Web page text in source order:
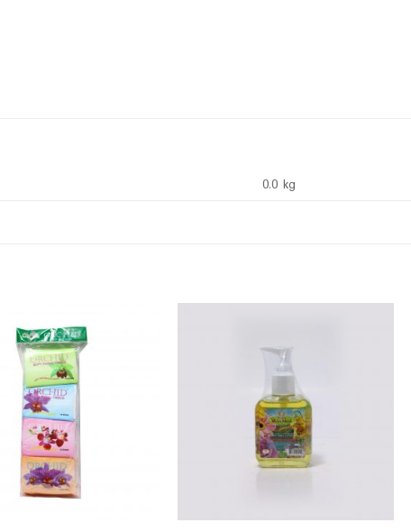
0.0 kg